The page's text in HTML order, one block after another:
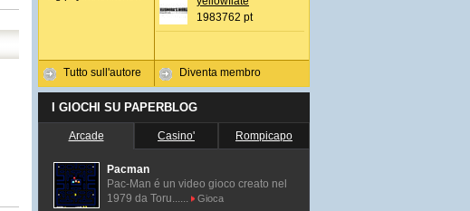
Tutto sull'autore
1983762 pt
Diventa membro
I GIOCHI SU PAPERBLOG
Arcade Casino' Rompicapo
Pacman
Pac-Man é un video gioco creato nel
1979 da Toru......
Gioca